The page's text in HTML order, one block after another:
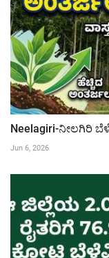
Neelagiri-ನೀಲಗಿರಿ
Jun 6, 2026